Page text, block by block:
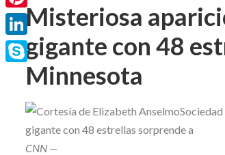
Misteriosa
gigante con 48
Minnesota
CNN —
Pinterest
LinkedIn
Skype